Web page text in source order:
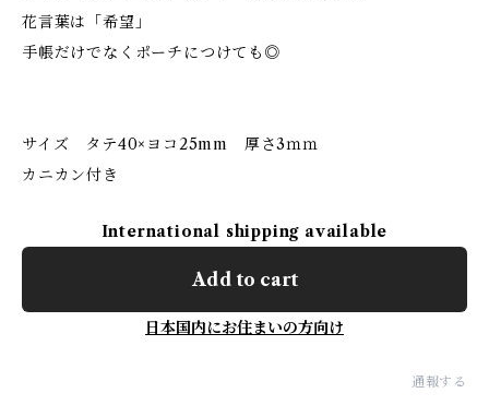
花言葉は「希望」
手帳だけでなくポーチにつけても◎
サイズ タテ40×ヨコ25mm 厚さ3ｍｍ
カニカン付き
International shipping available
Add to cart
日本国内にお住まいの方向け
通報する